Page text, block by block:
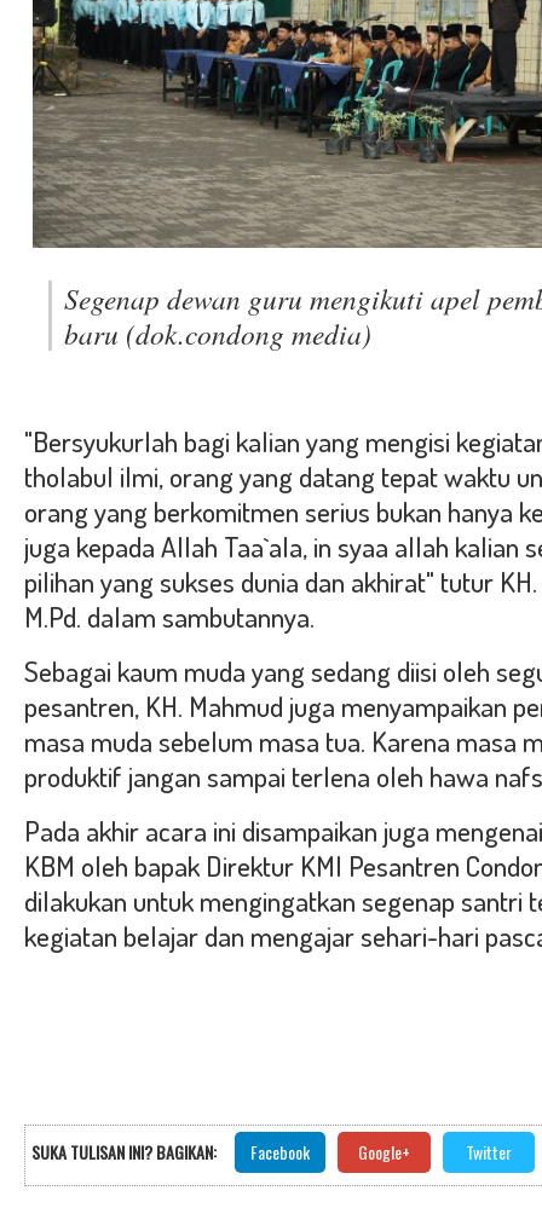
Segenap dewan guru mengikuti apel
baru (dok.condong media)
"Bersyukurlah bagi kalian yang mengisi
tholabul ilmi, orang yang datang tepat waktu
orang yang berkomitmen serius bukan hanya
juga kepada Allah Taa`ala, in syaa allah kalian
pilihan yang sukses dunia dan akhirat" tutur
M.Pd. dalam sambutannya.
Sebagai kaum muda yang sedang diisi oleh
pesantren, KH. Mahmud juga menyampaikan
masa muda sebelum masa tua. Karena masa
produktif jangan sampai terlena oleh hawa
Pada akhir acara ini disampaikan juga
KBM oleh bapak Direktur KMI Pesantren
dilakukan untuk mengingatkan segenap santri
kegiatan belajar dan mengajar sehari-hari
SUKA TULISAN INI? BAGIKAN: Facebook Google+ Twitter